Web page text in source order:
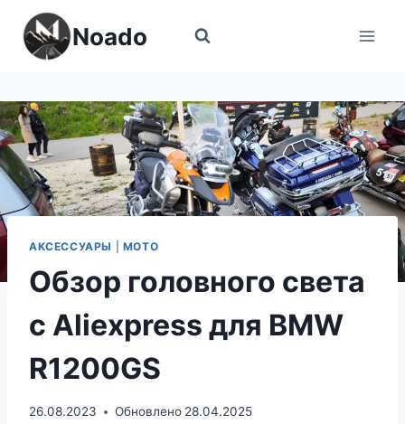
Перейти
содержимому
Noado
АКСЕССУАРЫ МОТО
Обзор головного света
с Aliexpress для BMW
R1200GS
26.08.2023 Обновлено 28.04.2025